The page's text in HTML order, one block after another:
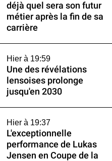
déjà quel sera son futur
métier après la fin de sa
carrière
Hier à 19:59
Une des révélations
lensoises prolonge
jusqu'en 2030
Hier à 19:37
L'exceptionnelle
performance de Lukas
Jensen en Coupe de la